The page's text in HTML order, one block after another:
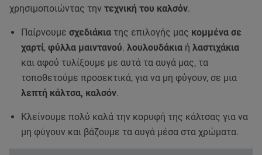
χρησιμοποιώντας την τεχνική του καλσόν.
Παίρνουμε σχεδιάκια της επιλογής μας κομμένα σε
χαρτί, φύλλα μαιντανού. λουλουδάκια ή λαστιχάκια
και αφού τυλίξουμε με αυτά τα αυγά μας, τα
τοποθετούμε προσεκτικά, για να μη φύγουν, σε μια
λεπτή κάλτσα, καλσόν.
Κλείνουμε πολύ καλά την κορυφή της κάλτσας για να
μη φύγουν και βάζουμε τα αυγά μέσα στα χρώματα.